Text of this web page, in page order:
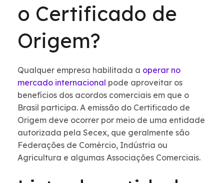
o Certificado de
Origem?
Qualquer empresa habilitada a operar no
mercado internacional pode aproveitar os
benefícios dos acordos comerciais em que o
Brasil participa. A emissão do Certificado de
Origem deve ocorrer por meio de uma entidade
autorizada pela Secex, que geralmente são
Federações de Comércio, Indústria ou
Agricultura e algumas Associações Comerciais.